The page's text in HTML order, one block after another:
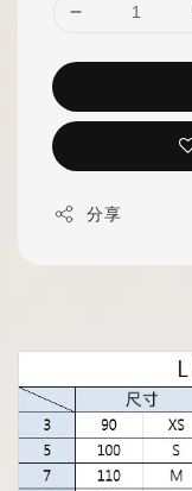
分享